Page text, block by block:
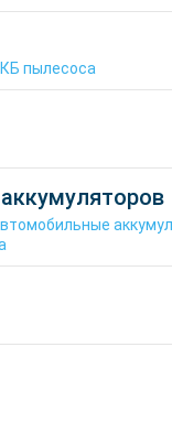
пылесоса